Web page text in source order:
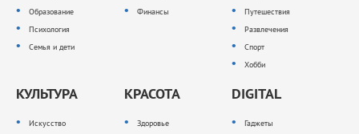
Образование
Психология
Семья и дети
Финансы
Путешествия
Развлечения
Спорт
Хобби
КУЛЬТУРА
Искусство
КРАСОТА
Здоровье
DIGITAL
Гаджеты